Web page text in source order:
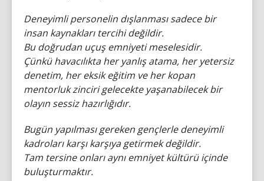
Deneyimli personelin dışlanması sadece bir
insan kaynakları tercihi değildir.
Bu doğrudan uçuş emniyeti meselesidir.
Çünkü havacılıkta her yanlış atama, her yetersiz
denetim, her eksik eğitim ve her kopan
mentorluk zinciri gelecekte yaşanabilecek bir
olayın sessiz hazırlığıdır.
Bugün yapılması gereken gençlerle deneyimli
kadroları karşı karşıya getirmek değildir.
Tam tersine onları aynı emniyet kültürü içinde
buluşturmaktır.